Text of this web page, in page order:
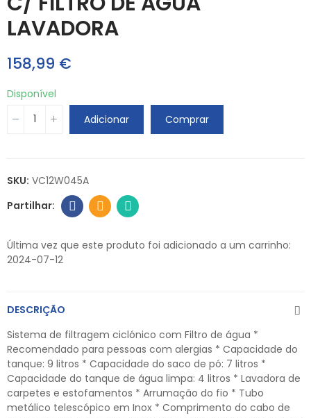
LAVADORA
158,99 €
Disponível
Adicionar
Comprar
SKU: VC12W045A
Última vez que este produto foi adicionado a um carrinho:
2024-07-12
DESCRIÇÃO
Sistema de filtragem ciclónico com Filtro de água *
Recomendado para pessoas com alergias * Capacidade do
tanque: 9 litros * Capacidade do saco de pó: 7 litros *
Capacidade do tanque de água limpa: 4 litros * Lavadora de
carpetes e estofamentos * Arrumação do fio * Tubo
metálico telescópico em Inox * Comprimento do cabo de